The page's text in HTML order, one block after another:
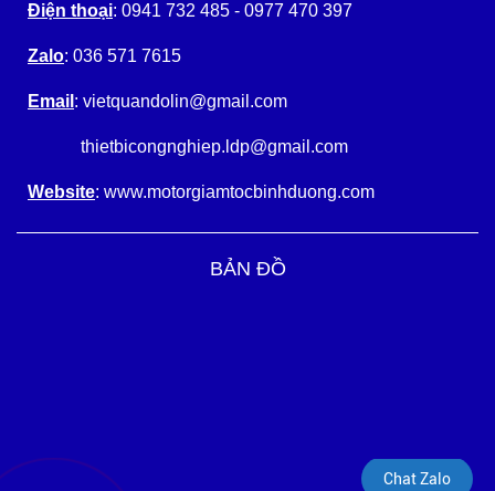
Điện thoại: 0941 732 485 - 0977 470 397
Zalo: 036 571 7615
Email : vietquandolin@gmail.com
thietbicongnghiep.ldp@gmail.com
Website: www.motorgiamtocbinhduong.com
BẢN ĐỒ
Chat Zalo